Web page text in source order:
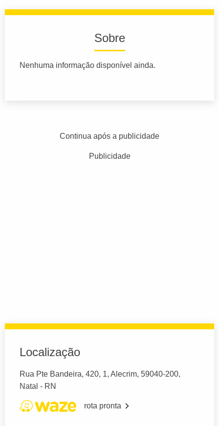
Sobre
Nenhuma informação disponível ainda.
Continua após a publicidade
Publicidade
Localização
Rua Pte Bandeira, 420, 1, Alecrim, 59040-200,
Natal - RN
rota pronta